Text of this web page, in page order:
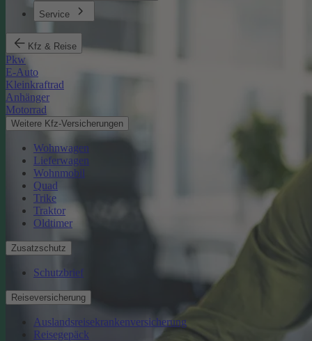
Service
Kfz & Reise
Pkw
E-Auto
Kleinkraftrad
Anhänger
Motorrad
Weitere Kfz-Versicherungen
Wohnwagen
Lieferwagen
Wohnmobil
Quad
Trike
Traktor
Oldtimer
Zusatzschutz
Schutzbrief
Reiseversicherung
Auslandsreisekrankenversicherung
Reisegepäck